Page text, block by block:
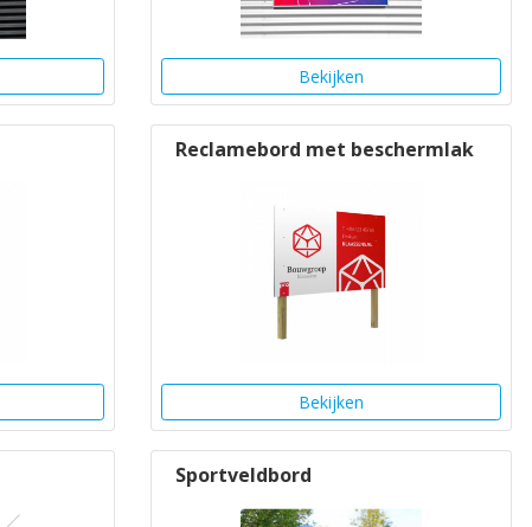
Bekijken
Reclamebord met beschermlak
Bekijken
Sportveldbord